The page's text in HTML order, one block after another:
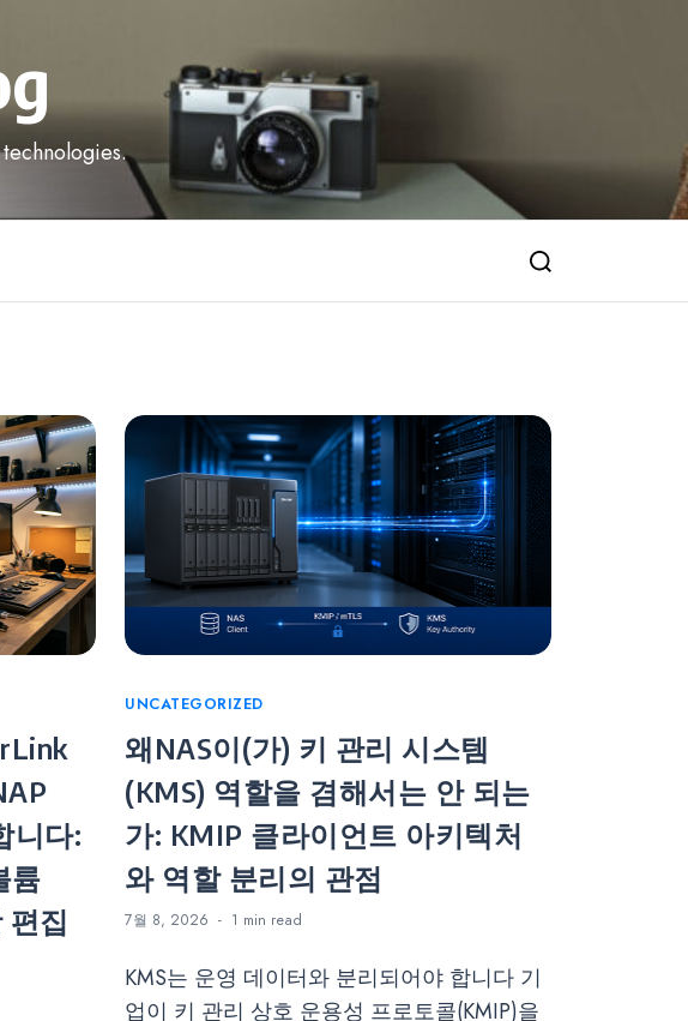
니다:
륨
편집
Categories
UNCATEGORIZED
왜NAS이(가) 키 관리 시스템
(KMS) 역할을 겸해서는 안 되는
가: KMIP 클라이언트 아키텍처
와 역할 분리의 관점
7월 8, 2026 1 min read
KMS는 운영 데이터와 분리되어야 합니다 기
업이 키 관리 상호 운용성 프로토콜(KMIP)을